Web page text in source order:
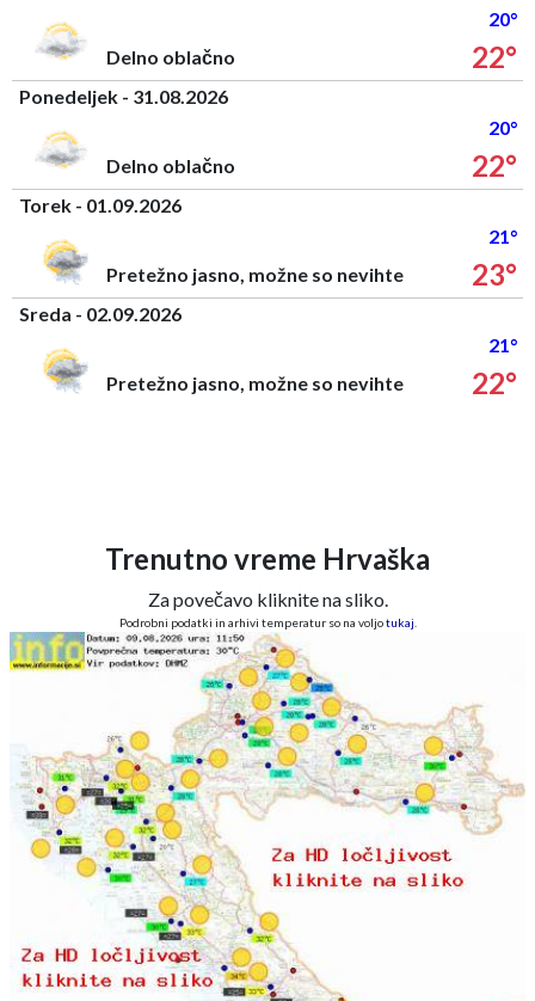
20°
Delno oblačno
22°
Ponedeljek - 31.08.2026
20°
Delno oblačno
22°
Torek - 01.09.2026
21°
Pretežno jasno, možne so nevihte
23°
Sreda - 02.09.2026
21°
Pretežno jasno, možne so nevihte
22°
Trenutno vreme Hrvaška
Za povečavo kliknite na sliko.
Podrobni podatki in arhivi temperatur so na voljotukaj